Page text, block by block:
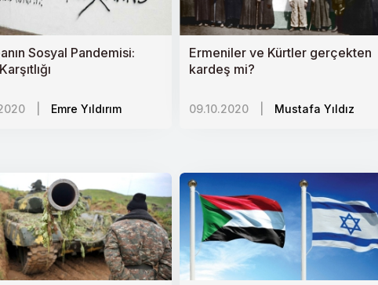
ve Stratejik Hedefler
Sosyal Pandemisi:
Emre Yıldırım
Ermeniler ve Kürtler gerçekten
kardeş mi?
09.10.2020 Mustafa Yıldız